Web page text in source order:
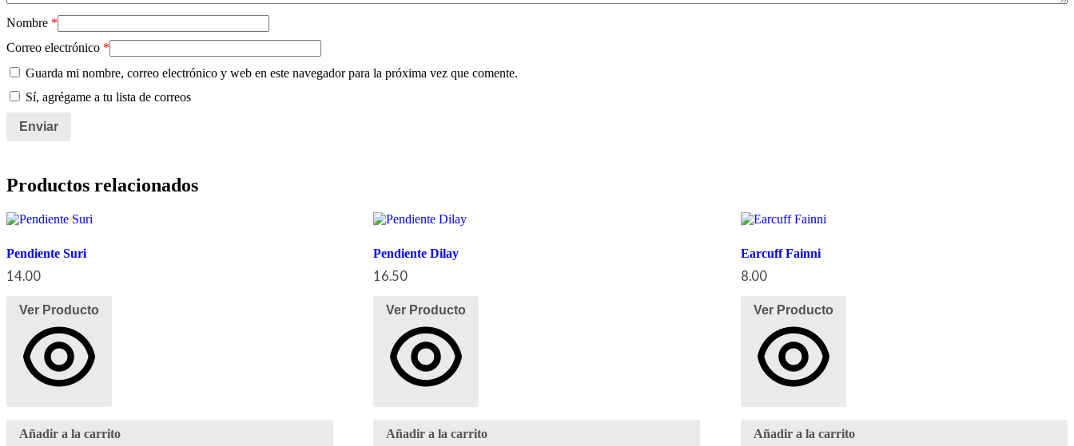
Nombre *
Correo electrónico *
Guarda mi nombre, correo electrónico y web en este navegador para la próxima vez que comente.
Sí, agrégame a tu lista de correos
Productos relacionados
Pendiente Suri
14.00
Ver Producto
Añadir a la carrito
Pendiente Dilay
16.50
Ver Producto
Añadir a la carrito
Earcuff Fainni
8.00
Ver Producto
Añadir a la carrito